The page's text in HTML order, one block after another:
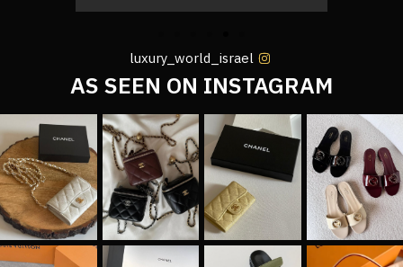
luxury_world_israel
AS SEEN ON INSTAGRAM